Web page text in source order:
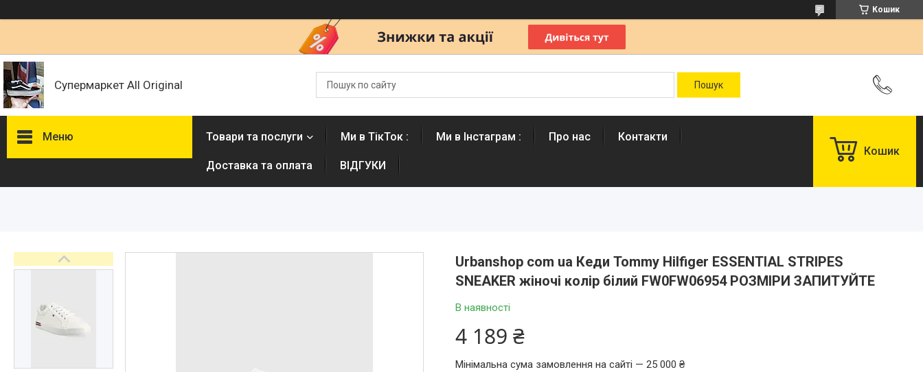
Кошик
Супермаркет All Original
Меню Товари та послуги Ми в ТікТок : Ми в Інстаграм : Про нас Контакти
Доставка та оплата ВІДГУКИ
Кошик
Urbanshop com ua Кеди Tommy Hilfiger ESSENTIAL STRIPES
SNEAKER жіночі колір білий FW0FW06954 РОЗМІРИ ЗАПИТУЙТЕ
В наявності
4 189 ₴
Мінімальна сума замовлення на сайті — 25 000 ₴